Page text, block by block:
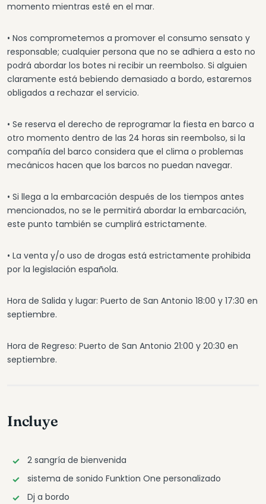
momento mientras esté en el mar.
• Nos comprometemos a promover el consumo sensato y
responsable; cualquier persona que no se adhiera a esto no
podrá abordar los botes ni recibir un reembolso. Si alguien
claramente está bebiendo demasiado a bordo, estaremos
obligados a rechazar el servicio.
• Se reserva el derecho de reprogramar la fiesta en barco a
otro momento dentro de las 24 horas sin reembolso, si la
compañía del barco considera que el clima o problemas
mecánicos hacen que los barcos no puedan navegar.
• Si llega a la embarcación después de los tiempos antes
mencionados, no se le permitirá abordar la embarcación,
este punto también se cumplirá estrictamente.
• La venta y/o uso de drogas está estrictamente prohibida
por la legislación española.
Hora de Salida y lugar: Puerto de San Antonio 18:00 y 17:30 en
septiembre.
Hora de Regreso: Puerto de San Antonio 21:00 y 20:30 en
septiembre.
Incluye
2 sangría de bienvenida
sistema de sonido Funktion One personalizado
Dj a bordo